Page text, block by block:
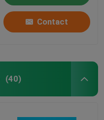
Contact
(40)